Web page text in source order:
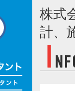
株式
計、